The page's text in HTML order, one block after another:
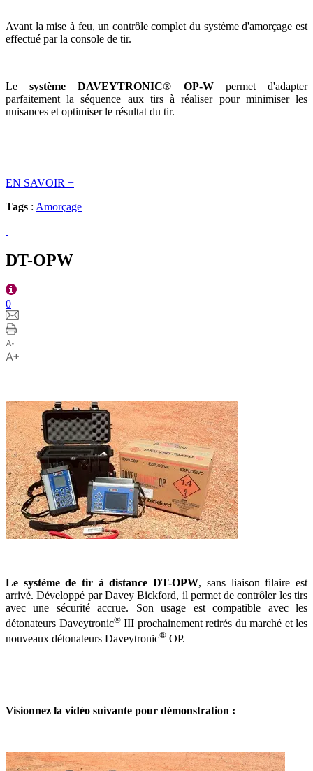
Avant la mise à feu, un contrôle complet du système d'amorçage est
effectué par la console de tir.
Lesystème DAVEYTRONIC® OP-Wpermet d'adapter
parfaitement la séquence aux tirs à réaliser pour minimiser les
nuisances et optimiser le résultat du tir.
EN SAVOIR +
Tags : Amorçage
DT-OPW
0
Le système de tir à distance DT-OPW, sans liaison filaire est
arrivé. Développé par Davey Bickford, il permet de contrôler les tirs
avec une sécurité accrue. Son usage est compatible avec les
détonateurs Daveytronic®III prochainement retirés du marché et les
nouveaux détonateurs Daveytronic® OP.
Visionnez la vidéo suivante pour démonstration :